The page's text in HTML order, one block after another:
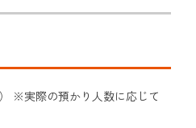
※実際の預かり人数に応じて